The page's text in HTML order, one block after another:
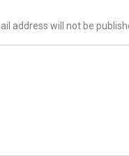
address will not be